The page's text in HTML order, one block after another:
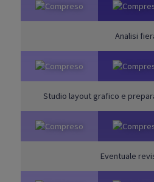
Analisi
Studio layout grafico e
Eventuale